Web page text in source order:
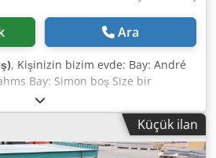
Ara
, Kişinizin bizim evde: Bay: André
Bay: Simon boş Size bir
sunuyoruz üreticinin Hovuma
raf çapraz teknik özellikleri: Raf
kapsamında dahil: 01 x
Malzeme renk: yeşil INP-profil:
Küçük ilan